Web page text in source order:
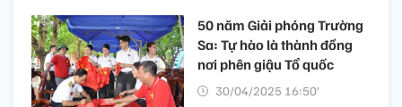
50 năm Giải phóng Trường
Sa: Tự hào là thành đồng
nơi phên giậu Tổ quốc
30/04/2025 16:50’